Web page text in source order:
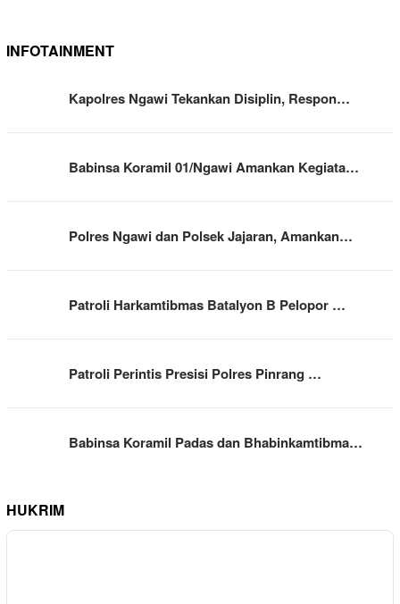
INFOTAINMENT
Kapolres Ngawi Tekankan Disiplin, Respon…
Babinsa Koramil 01/Ngawi Amankan Kegiata…
Polres Ngawi dan Polsek Jajaran, Amankan…
Patroli Harkamtibmas Batalyon B Pelopor …
Patroli Perintis Presisi Polres Pinrang …
Babinsa Koramil Padas dan Bhabinkamtibma…
HUKRIM